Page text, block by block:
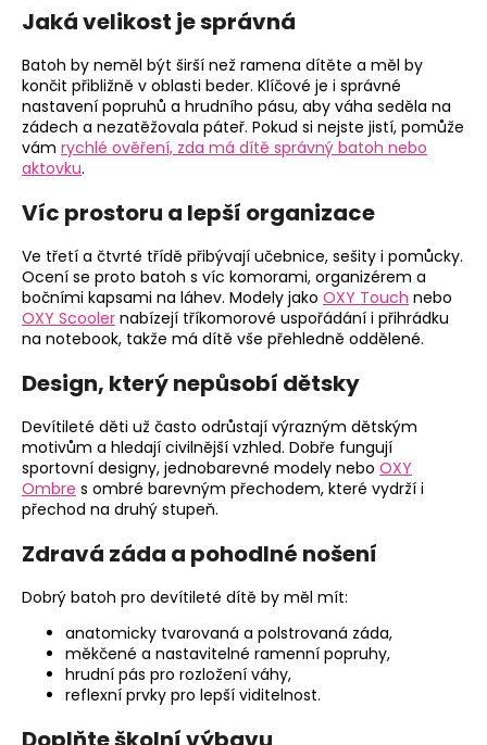
Jaká velikost je správná
Batoh by neměl být širší než ramena dítěte a měl by
končit přibližně v oblasti beder. Klíčové je i správné
nastavení popruhů a hrudního pásu, aby váha seděla na
zádech a nezatěžovala páteř. Pokud si nejste jistí, pomůže
vám rychlé ověření, zda má dítě správný batoh nebo
aktovku.
Víc prostoru a lepší organizace
Ve třetí a čtvrté třídě přibývají učebnice, sešity i pomůcky.
Ocení se proto batoh s víc komorami, organizérem a
bočními kapsami na láhev. Modely jako OXY Touch nebo
OXY Scooler nabízejí tříkomorové uspořádání i přihrádku
na notebook, takže má dítě vše přehledně oddělené.
Design, který nepůsobí dětsky
Devítileté děti už často odrůstají výrazným dětským
motivům a hledají civilnější vzhled. Dobře fungují
sportovní designy, jednobarevné modely nebo OXY
Ombre s ombré barevným přechodem, které vydrží i
přechod na druhý stupeň.
Zdravá záda a pohodlné nošení
Dobrý batoh pro devítileté dítě by měl mít:
anatomicky tvarovaná a polstrovaná záda,
měkčené a nastavitelné ramenní popruhy,
hrudní pás pro rozložení váhy,
reflexní prvky pro lepší viditelnost.